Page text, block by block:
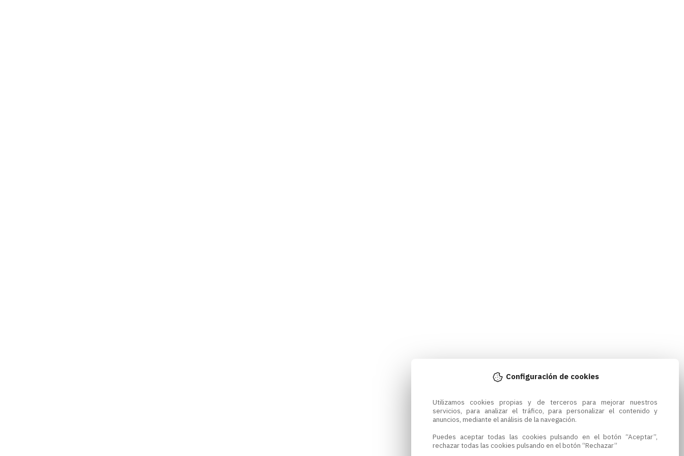
Configuración de cookies
Utilizamos cookies propias y de terceros para mejorar nuestros
servicios, para analizar el tráfico, para personalizar el contenido y
anuncios, mediante el análisis de la navegación.
Puedes aceptar todas las cookies pulsando en el botón “Aceptar”,
rechazar todas las cookies pulsando en el botón “Rechazar”